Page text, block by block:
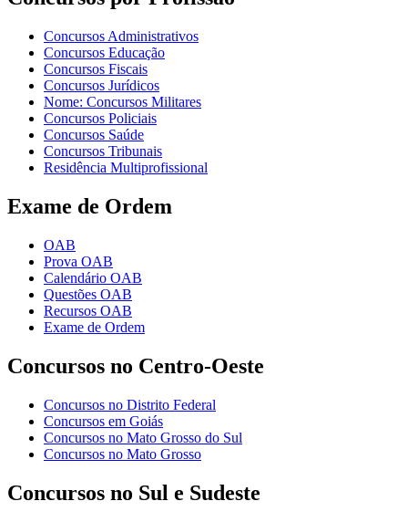
Concursos Administrativos
Concursos Educação
Concursos Fiscais
Concursos Jurídicos
Nome: Concursos Militares
Concursos Policiais
Concursos Saúde
Concursos Tribunais
Residência Multiprofissional
Exame de Ordem
OAB
Prova OAB
Calendário OAB
Questões OAB
Recursos OAB
Exame de Ordem
Concursos no Centro-Oeste
Concursos no Distrito Federal
Concursos em Goiás
Concursos no Mato Grosso do Sul
Concursos no Mato Grosso
Concursos no Sul e Sudeste